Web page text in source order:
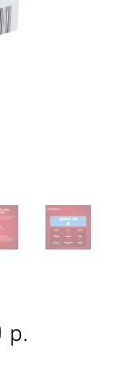
p.